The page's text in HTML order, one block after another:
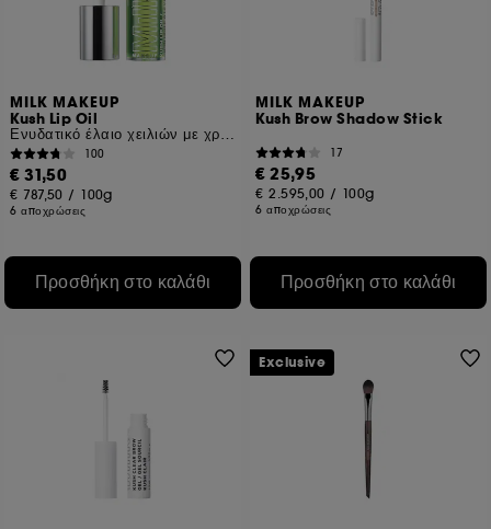
MILK MAKEUP
Kush Lip Oil
Ενυδατικό έλαιο χειλιών με χρώμα
100
€ 31,50
€ 787,50 / 100g
6 αποχρώσεις
Προσθήκη στο καλάθι
MILK MAKEUP
Kush Brow Shadow Stick
17
€ 25,95
€ 2.595,00 / 100g
6 αποχρώσεις
Προσθήκη στο καλάθι
Exclusive